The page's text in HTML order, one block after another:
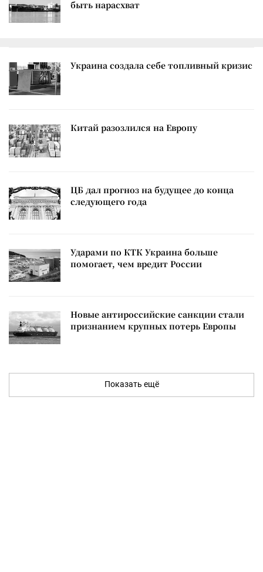
быть нарасхват
Украина создала себе топливный кризис
Китай разозлился на Европу
ЦБ дал прогноз на будущее до конца
следующего года
Ударами по КТК Украина больше
помогает, чем вредит России
Новые антироссийские санкции стали
признанием крупных потерь Европы
Показать ещё